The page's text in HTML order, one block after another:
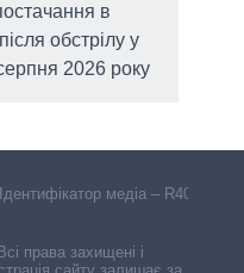
в
обстрілу у
2026 року
медіа – R40-
Всі права захищені і